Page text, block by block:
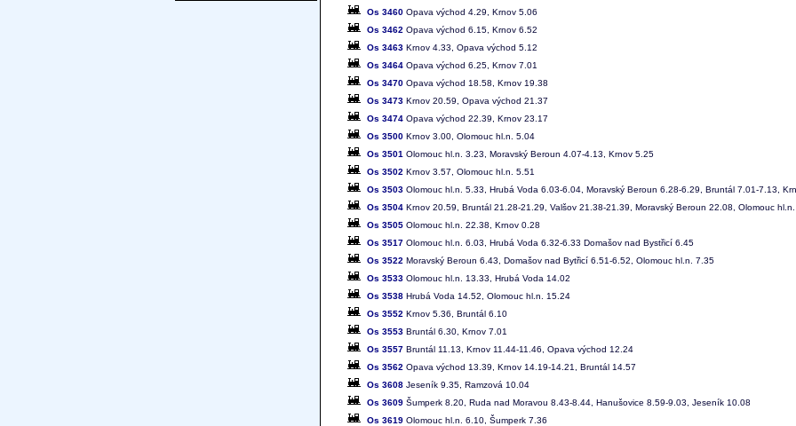
Os 3460 Opava východ 4.29, Krnov 5.06
Os 3462 Opava východ 6.15, Krnov 6.52
Os 3463 Krnov 4.33, Opava východ 5.12
Os 3464 Opava východ 6.25, Krnov 7.01
Os 3470 Opava východ 18.58, Krnov 19.38
Os 3473 Krnov 20.59, Opava východ 21.37
Os 3474 Opava východ 22.39, Krnov 23.17
Os 3500 Krnov 3.00, Olomouc hl.n. 5.04
Os 3501 Olomouc hl.n. 3.23, Moravský Beroun 4.07-4.13, Krnov 5.25
Os 3502 Krnov 3.57, Olomouc hl.n. 5.51
Os 3503 Olomouc hl.n. 5.33, Hrubá Voda 6.03-6.04, Moravský Beroun 6.28-6.29, Bruntál 7.01-7.13,
Os 3504 Krnov 20.59, Bruntál 21.28-21.29, Valšov 21.38-21.39, Moravský Beroun 22.08, Olomouc
Os 3505 Olomouc hl.n. 22.38, Krnov 0.28
Os 3517 Olomouc hl.n. 6.03, Hrubá Voda 6.32-6.33 Domašov nad Bystřicí 6.45
Os 3522 Moravský Beroun 6.43, Domašov nad Bytřicí 6.51-6.52, Olomouc hl.n. 7.35
Os 3533 Olomouc hl.n. 13.33, Hrubá Voda 14.02
Os 3538 Hrubá Voda 14.52, Olomouc hl.n. 15.24
Os 3552 Krnov 5.36, Bruntál 6.10
Os 3553 Bruntál 6.30, Krnov 7.01
Os 3557 Bruntál 11.13, Krnov 11.44-11.46, Opava východ 12.24
Os 3562 Opava východ 13.39, Krnov 14.19-14.21, Bruntál 14.57
Os 3608 Jeseník 9.35, Ramzová 10.04
Os 3609 Šumperk 8.20, Ruda nad Moravou 8.43-8.44, Hanušovice 8.59-9.03, Jeseník 10.08
Os 3619 Olomouc hl.n. 6.10, Šumperk 7.36